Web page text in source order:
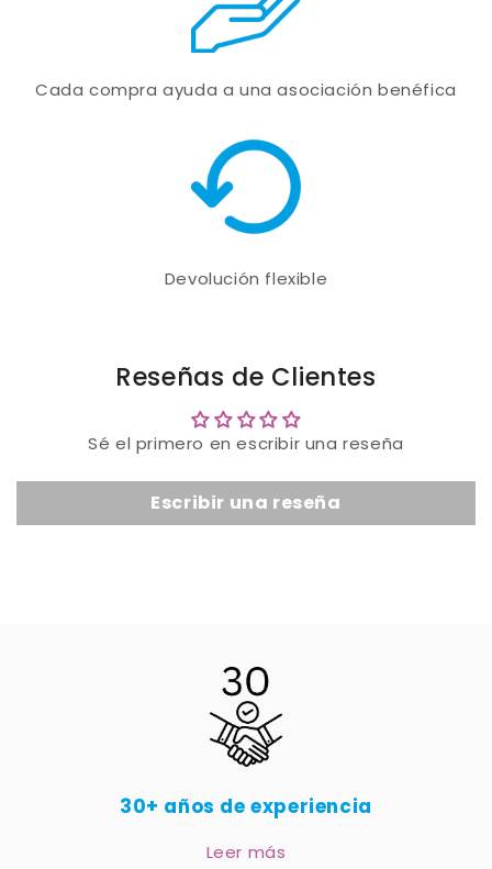
Cada compra ayuda a una asociación benéfica
Devolución flexible
Reseñas de Clientes
Sé el primero en escribir una reseña
Escribir una reseña
30+ años de experiencia
Leer más